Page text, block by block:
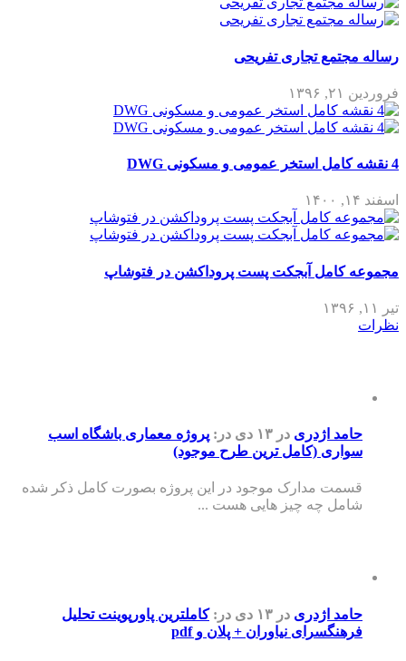
رساله مجتمع تجاری تفریحی
فروردین ۲۱, ۱۳۹۶
4 نقشه کامل استخر عمومی و مسکونی DWG
اسفند ۱۴, ۱۴۰۰
مجموعه کامل آبجکت پست پروداکشن در فتوشاپ
تیر ۱۱, ۱۳۹۶
نظرات
حامد اژدری در ۱۳ دی در: پروژه معماری باشگاه اسب
سواری (کامل ترین طرح موجود)
قسمت مدارک موجود در این پروژه بصورت کامل ذکر شده
شامل چه چیز هایی هست ...
حامد اژدری در ۱۳ دی در:کاملترین پاورپوینت تحلیل
فرهنگسرای نیاوران + پلان و pdf